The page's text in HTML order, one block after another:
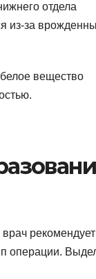
отдела
из-за
вещество
рекомендует
операции.